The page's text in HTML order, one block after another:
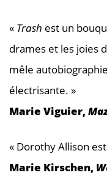
« Trash est un
drames et les joies
mêle
électrisante. »
Marie Viguier,
« Dorothy Allison
Marie Kirschen,